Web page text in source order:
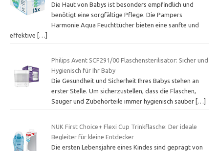
Die Haut von Babys ist besonders empfindlich und
benötigt eine sorgfältige Pflege. Die Pampers
Harmonie Aqua Feuchttücher bieten eine sanfte und
effektive
[…]
Philips Avent SCF291/00 Flaschensterilisator: Sicher und
Hygienisch für Ihr Baby
Die Gesundheit und Sicherheit Ihres Babys stehen an
erster Stelle. Um sicherzustellen, dass die Flaschen,
Sauger und Zubehörteile immer hygienisch sauber […]
NUK First Choice+ Flexi Cup Trinkflasche: Der ideale
Begleiter für kleine Entdecker
Die ersten Lebensjahre eines Kindes sind geprägt von